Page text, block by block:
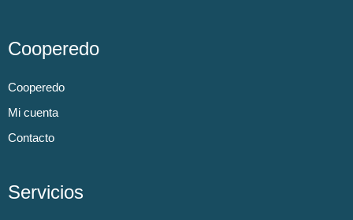
Cooperedo
Cooperedo
Mi cuenta
Contacto
Servicios